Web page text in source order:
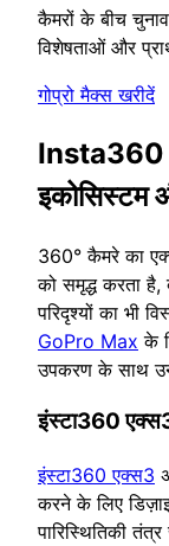
कैमरों के बीच
विशेषताओं और
गोप्रो मैक्स खरीदें
Insta360
इकोसिस्टम
360° कैमरे का
को समृद्ध करता
परिदृश्यों का भी
GoPro Max के
उपकरण के साथ
इंस्टा360
इंस्टा360 एक्स3
करने के लिए
पारिस्थितिकी